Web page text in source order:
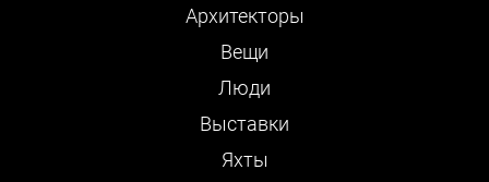
Архитекторы
Вещи
Люди
Выставки
Яхты